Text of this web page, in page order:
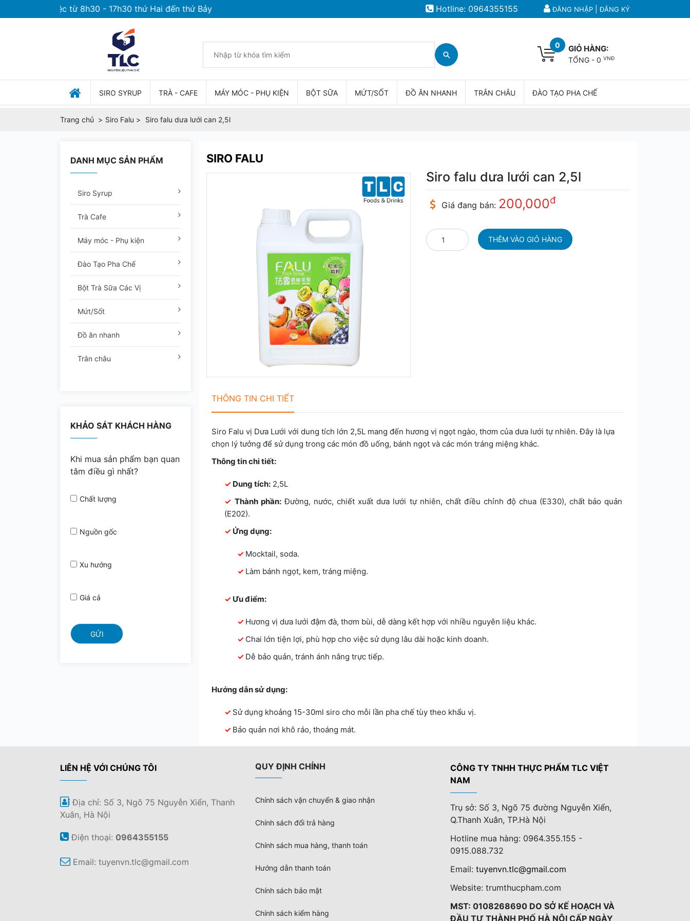
làm việc từ 8h30 - 17h30 thứ Hai đến thứ Bảy ĐĂNG NHẬP |ĐĂNG KÝ
Hotline: 0964355155
0 GIỎ HÀNG:
TỔNG - 0 VNĐ
SIRO SYRUP TRÀ - CAFE MÁY MÓC - PHỤ KIỆN BỘT SỮA MỨT/SỐT ĐỒ ĂN NHANH TRÂN CHÂU ĐÀO TẠO PHA CHẾ
Trang chủ Siro Falu Siro falu dưa lưới can 2,5l
DANH MỤC SẢN PHẨM
Siro Syrup
Trà Cafe
Máy móc - Phụ kiện
Đào Tạo Pha Chế
Bột Trà Sữa Các Vị
Mứt/Sốt
Đồ ăn nhanh
Trân châu
KHẢO SÁT KHÁCH HÀNG
Khi mua sản phẩm bạn quan
tâm điều gì nhất?
Chất lượng
Nguồn gốc
Xu hướng
Giá cả
SIRO FALU
Siro falu dưa lưới can 2,5l
Giá đang bán: 200,000đ
THÔNG TIN CHI TIẾT
Siro Falu vị Dưa Lưới với dung tích lớn 2,5L mang đến hương vị ngọt ngào, thơm của dưa lưới tự nhiên. Đây là lựa
chọn lý tưởng để sử dụng trong các món đồ uống, bánh ngọt và các món tráng miệng khác.
Thông tin chi tiết:
Dung tích: 2,5L
Thành phần: Đường, nước, chiết xuất dưa lưới tự nhiên, chất điều chỉnh độ chua (E330), chất bảo quản
(E202).
Ứng dụng:
Mocktail, soda.
Làm bánh ngọt, kem, tráng miệng.
Ưu điểm:
Hương vị dưa lưới đậm đà, thơm bùi, dễ dàng kết hợp với nhiều nguyên liệu khác.
Chai lớn tiện lợi, phù hợp cho việc sử dụng lâu dài hoặc kinh doanh.
Dễ bảo quản, tránh ánh nắng trực tiếp.
Hướng dẫn sử dụng:
Sử dụng khoảng 15-30ml siro cho mỗi lần pha chế tùy theo khẩu vị.
Bảo quản nơi khô ráo, thoáng mát.
LIÊN HỆ VỚI CHÚNG TÔI
Địa chỉ: Số 3, Ngõ 75 Nguyễn Xiển, Thanh
Xuân, Hà Nội
Điện thoại: 0964355155
Email: tuyenvn.tlc@gmail.com
QUY ĐỊNH CHÍNH
Chính sách vận chuyển & giao nhận
Chính sách đổi trả hàng
Chính sách mua hàng, thanh toán
Hướng dẫn thanh toán
Chính sách bảo mật
Chính sách kiểm hàng
CÔNG TY TNHH THỰC PHẨM TLC VIỆT
NAM
Trụ sở: Số 3, Ngõ 75 đường Nguyễn Xiển,
Q.Thanh Xuân, TP.Hà Nội
Hotline mua hàng: 0964.355.155 -
0915.088.732
Email: tuyenvn.tlc@gmail.com
Website: trumthucpham.com
MST: 0108268690 DO SỞ KẾ HOẠCH VÀ
ĐẦU TƯ THÀNH PHỐ HÀ NỘI CẤP NGÀY